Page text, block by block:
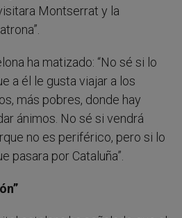
Montserrat y la
ha matizado: “No sé si lo
a él le gusta viajar a los
más pobres, donde hay
ánimos. No sé si vendrá
no es periférico, pero si lo
pasara por Cataluña”.